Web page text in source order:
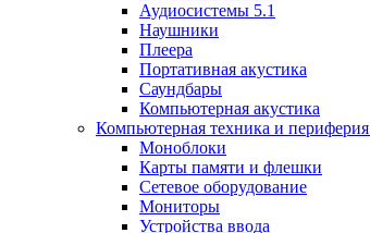
Аудиосистемы 5.1
Наушники
Плеера
Портативная акустика
Саундбары
Компьютерная акустика
Компьютерная техника и периферия
Моноблоки
Карты памяти и флешки
Сетевое оборудование
Мониторы
Устройства ввода